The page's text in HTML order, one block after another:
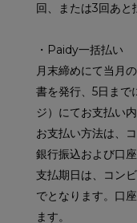
回、または3回あと
・Paidy一括払い
月末締めにて当月
書を発行、5日まで
ジ）にてお支払い
お支払い方法は、
銀行振込および口
支払期日は、コン
でとなります。口
ます。